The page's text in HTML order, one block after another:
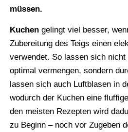
müssen.
Kuchen gelingt viel besser,
Zubereitung des Teigs einen
verwendet. So lassen sich nicht
optimal vermengen, sondern
lassen sich auch Luftblasen in
wodurch der Kuchen eine
den meisten Rezepten wird
zu Beginn – noch vor Zugeben